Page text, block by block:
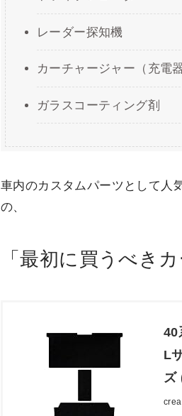
レーダー探知機
カーチャージャー（充電器
ガラスコーティング剤
車内のカスタムパーツとして人
の、
「最初に買うべき
40
L
ズ